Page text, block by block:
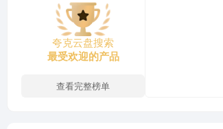
夸克云盘搜索
最受欢迎的产品
查看完整榜单